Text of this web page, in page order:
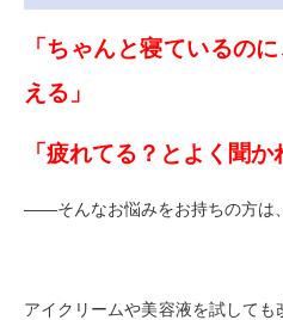
「ちゃんと寝ているの
える」
「疲れてる？とよく聞か
——そんなお悩みをお持ちの方は
アイクリームや美容液を試して